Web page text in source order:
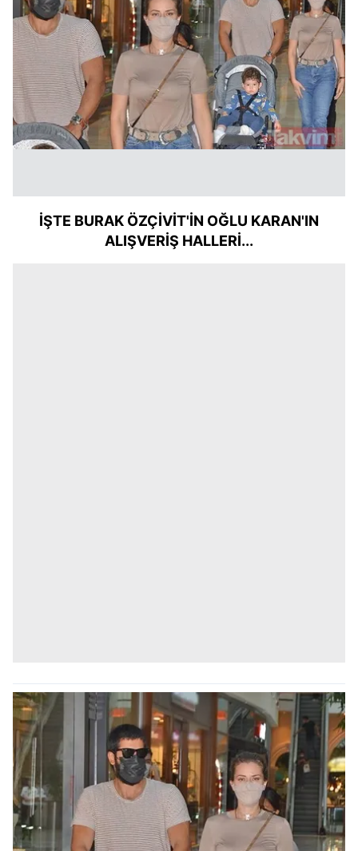
İŞTE BURAK ÖZÇİVİT'İN OĞLU KARAN'IN
ALIŞVERİŞ HALLERİ...